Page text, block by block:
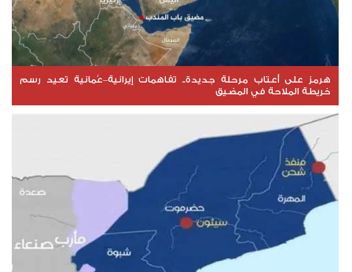
هرمز على أعتاب مرحلة جديدة.. تفاهمات إيرانية–عُمانية تعيد رسم
خريطة الملاحة في المضيق